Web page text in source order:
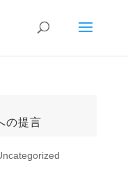
の提言